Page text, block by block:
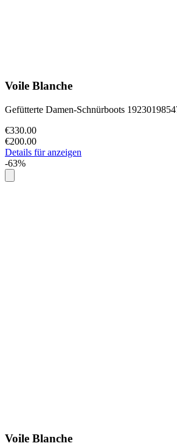
Voile Blanche
Gefütterte Damen-Schnürboots
€330.00
€200.00
Details für anzeigen
-63%
Voile Blanche